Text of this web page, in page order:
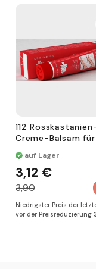
die
Auswirkungen
Verlust der
altersbedingte
trockene
112
Creme-Balsam
Füße, 50 gr
auf Lager
3,12 €
3,90
Niedrigster Preis der
vor der Preisreduzierung